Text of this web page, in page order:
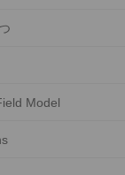
Model